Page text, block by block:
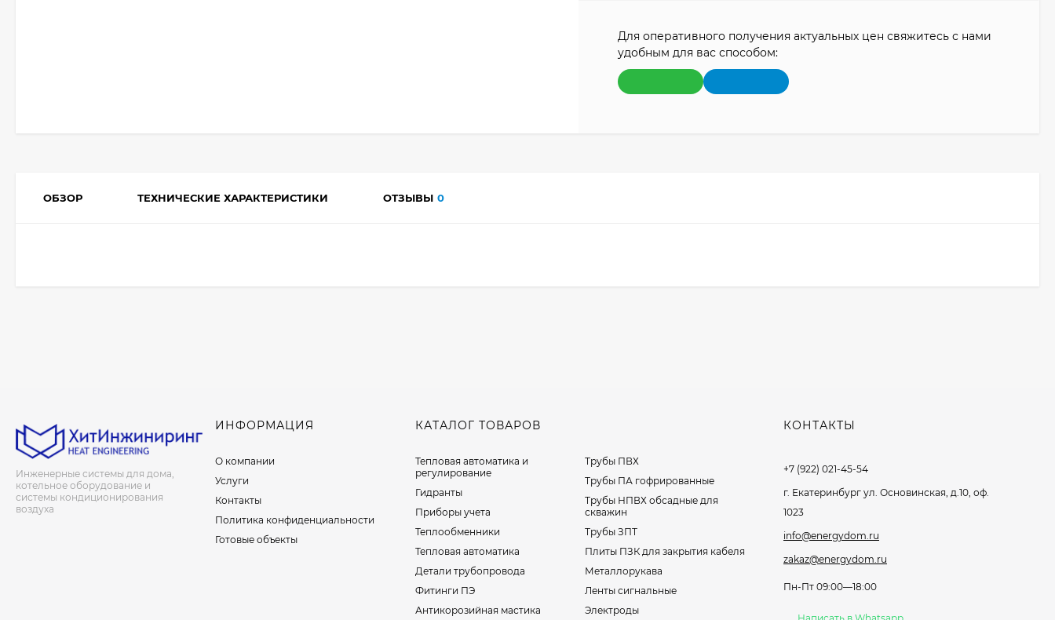
Для оперативного получения актуальных цен свяжитесь с нами
удобным для вас способом:
ОБЗОР ТЕХНИЧЕСКИЕ ХАРАКТЕРИСТИКИ ОТЗЫВЫ 0
Инженерные системы для дома,
котельное оборудование и
системы кондиционирования
воздуха
ИНФОРМАЦИЯ
О компании
Услуги
Контакты
Политика конфиденциальности
Готовые объекты
КАТАЛОГ ТОВАРОВ
Тепловая автоматика и
регулирование
Гидранты
Приборы учета
Теплообменники
Тепловая автоматика
Детали трубопровода
Фитинги ПЭ
Антикорозийная мастика
Трубы ПВХ
Трубы ПА гофрированные
Трубы НПВХ обсадные для
скважин
Трубы ЗПТ
Плиты ПЗК для закрытия кабеля
Металлорукава
Ленты сигнальные
Электроды
КОНТАКТЫ
+7 (922) 021-45-54
г. Екатеринбург ул. Основинская, д.10, оф.
1023
info@energydom.ru
zakaz@energydom.ru
Пн-Пт 09:00—18:00